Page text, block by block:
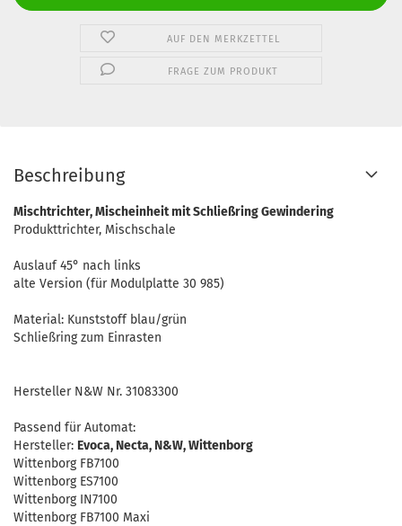
AUF DEN MERKZETTEL
FRAGE ZUM PRODUKT
Beschreibung
Mischtrichter, Mischeinheit mit Schließring Gewindering
Produkttrichter, Mischschale
Auslauf 45° nach links
alte Version (für Modulplatte 30 985)
Material: Kunststoff blau/grün
Schließring zum Einrasten
Hersteller N&W Nr. 31083300
Passend für Automat:
Hersteller: Evoca, Necta, N&W, Wittenborg
Wittenborg FB7100
Wittenborg ES7100
Wittenborg IN7100
Wittenborg FB7100 Maxi